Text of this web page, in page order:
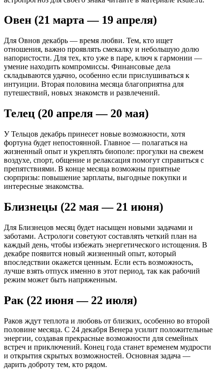
Овен (21 марта — 19 апреля)
Для Овнов декабрь — время любви. Тем, кто ищет
отношения, важно проявлять смекалку и небольшую долю
напористости. Для тех, кто уже в паре, ключ к гармонии —
умение находить компромиссы. Финансовые дела
складываются удачно, особенно если прислушиваться к
интуиции. Вторая половина месяца благоприятна для
путешествий, новых знакомств и развлечений.
Телец (20 апреля — 20 мая)
У Тельцов декабрь принесет новые возможности, хотя
фортуна будет непостоянной. Главное — полагаться на
жизненный опыт и укреплять биополе: прогулки на свежем
воздухе, спорт, общение и релаксация помогут справиться с
препятствиями. В конце месяца возможны приятные
сюрпризы: повышение зарплаты, выгодные покупки и
интересные знакомства.
Близнецы (22 мая — 21 июня)
Для Близнецов месяц будет насыщен новыми задачами и
заботами. Астрологи советуют составлять четкий план на
каждый день, чтобы избежать энергетического истощения. В
декабре появится новый жизненный опыт, который
впоследствии окажется ценным. Если есть возможность,
лучше взять отпуск именно в этот период, так как рабочий
режим может быть напряженным.
Рак (22 июня — 22 июля)
Раков ждут теплота и любовь от близких, особенно во второй
половине месяца. С 24 декабря Венера усилит положительные
энергии, создавая прекрасные возможности для семейных
встреч и приключений. Конец года станет временем мудрости
и открытия скрытых возможностей. Основная задача —
дарить доброту тем, кто рядом.